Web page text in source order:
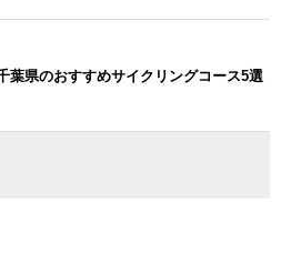
葉県のおすすめサイクリングコース5選